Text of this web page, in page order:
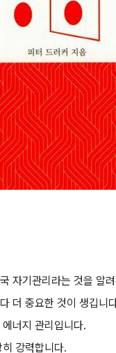
자기관리라는 것을 알
더 중요한 것이 생깁니
너지 관리입니다.
강력합니다.